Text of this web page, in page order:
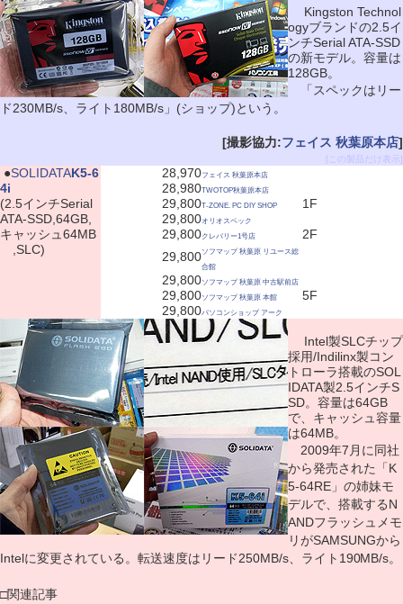
Kingston Technol
ogyブランドの2.5イ
ンチSerial ATA-SSD
の新モデル。容量は
128GB。
「スペックはリー
ド230MB/s、ライト180MB/s」(ショップ)という。
[撮影協力:フェイス 秋葉原本店]
[この製品だけ表示]
●SOLIDATAK5-6
4i
(2.5インチSerial
ATA-SSD,64GB,
キャッシュ64MB
,SLC)
28,970フェイス 秋葉原本店
28,980TWOTOP秋葉原本店
29,800T-ZONE. PC DIY SHOP
1F
29,800オリオスペック
29,800クレバリー1号店
2F
29,800ソフマップ 秋葉原 リユース総
合館
29,800ソフマップ 秋葉原 中古駅前店
29,800ソフマップ 秋葉原 本館
5F
29,800パソコンショップ アーク
Intel製SLCチップ
採用/Indilinx製コン
トローラ搭載のSOL
IDATA製2.5インチS
SD。容量は64GB
で、キャッシュ容量
は64MB。
2009年7月に同社
から発売された「K
5-64RE」の姉妹モ
デルで、搭載するN
ANDフラッシュメモ
リがSAMSUNGから
Intelに変更されている。転送速度はリード250MB/s、ライト190MB/s。
□関連記事